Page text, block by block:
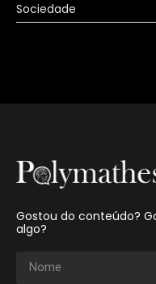
Sociedade
Gostou do conteúdo?
algo?